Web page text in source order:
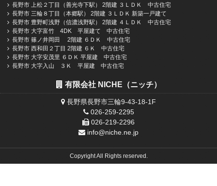
長野市 上松２丁目（善光寺下駅） 2階建 ３ＬＤＫ 中古住宅
長野市 三輪８丁目（本郷駅） 2階建 ３ＬＤＫ 新築一戸建て
長野市 豊野町浅野（信濃浅野駅） 2階建 ４ＬＤＫ 中古住宅
長野市 大字富竹 4DK 平屋建て 中古住宅
長野市 篠ノ井岡田 2階建 ６ＤＫ 中古住宅
長野市 西和田２丁目 2階建 ６Ｋ 中古住宅
長野市 大字安茂里 ６ＤＫ 平屋建 中古住宅
長野市 大字入山 ３Ｋ 平屋建 中古住宅
有限会社 NICHE（ニッチ）
長野県長野市三輪9-43-18-1F
026-259-2295
026-219-2296
info@niche.ne.jp
Copyright All Rights reserved.